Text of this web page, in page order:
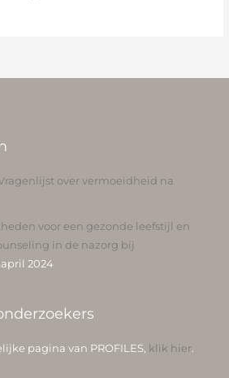
over vermoeidheid na
voor een gezonde leefstijl en
in de nazorg bij
april 2024
pagina van PROFILES, klik hier.